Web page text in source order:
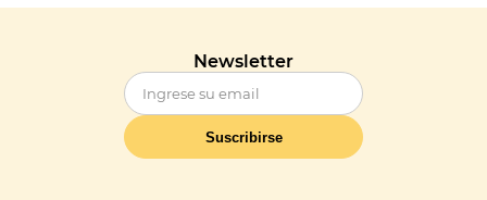
Newsletter
Suscribirse